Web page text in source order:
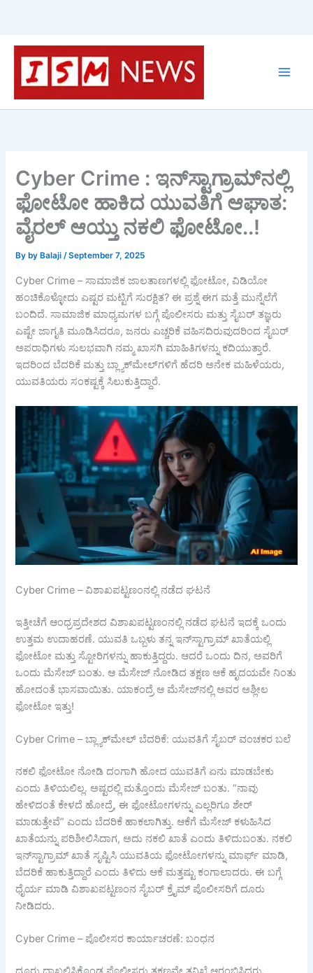
Skip
content
Cyber Crime : ಇನ್‌ಸ್ಟಾಗ್ರಾಮ್‌ನಲ್ಲಿ
ಫೋಟೋ ಹಾಕಿದ ಯುವತಿಗೆ ಆಘಾತ:
ವೈರಲ್ ಆಯ್ತು ನಕಲಿ ಫೋಟೋ..!
By by Balaji/September 7, 2025
Cyber Crime – ಸಾಮಾಜಿಕ ಜಾಲತಾಣಗಳಲ್ಲಿ ಫೋಟೋ, ವಿಡಿಯೋ
ಹಂಚಿಕೊಳ್ಳೋದು ಎಷ್ಟರ ಮಟ್ಟಿಗೆ ಸುರಕ್ಷಿತ? ಈ ಪ್ರಶ್ನೆ ಈಗ ಮತ್ತೆ ಮುನ್ನೆಲೆಗೆ
ಬಂದಿದೆ. ಸಾಮಾಜಿಕ ಮಾಧ್ಯಮಗಳ ಬಗ್ಗೆ ಪೊಲೀಸರು ಮತ್ತು ಸೈಬರ್ ತಜ್ಞರು
ಎಷ್ಟೇ ಜಾಗೃತಿ ಮೂಡಿಸಿದರೂ, ಜನರು ಎಚ್ಚರಿಕೆ ವಹಿಸದಿರುವುದರಿಂದ ಸೈಬರ್
ಅಪರಾಧಿಗಳು ಸುಲಭವಾಗಿ ನಮ್ಮ ಖಾಸಗಿ ಮಾಹಿತಿಗಳನ್ನು ಕದಿಯುತ್ತಾರೆ.
ಇದರಿಂದ ಬೆದರಿಕೆ ಮತ್ತು ಬ್ಲ್ಯಾಕ್‌ಮೇಲ್‌ಗಳಿಗೆ ಹೆದರಿ ಅನೇಕ ಮಹಿಳೆಯರು,
ಯುವತಿಯರು ಸಂಕಷ್ಟಕ್ಕೆ ಸಿಲುಕುತ್ತಿದ್ದಾರೆ.
Cyber Crime – ವಿಶಾಖಪಟ್ಟಣಂನಲ್ಲಿ ನಡೆದ ಘಟನೆ
ಇತ್ತೀಚೆಗೆ ಆಂಧ್ರಪ್ರದೇಶದ ವಿಶಾಖಪಟ್ಟಣಂನಲ್ಲಿ ನಡೆದ ಘಟನೆ ಇದಕ್ಕೆ ಒಂದು
ಉತ್ತಮ ಉದಾಹರಣೆ. ಯುವತಿ ಒಬ್ಬಳು ತನ್ನ ಇನ್‌ಸ್ಟಾಗ್ರಾಮ್ ಖಾತೆಯಲ್ಲಿ
ಫೋಟೋ ಮತ್ತು ಸ್ಟೋರಿಗಳನ್ನು ಹಾಕುತ್ತಿದ್ದರು. ಆದರೆ ಒಂದು ದಿನ, ಅವರಿಗೆ
ಒಂದು ಮೆಸೇಜ್ ಬಂತು. ಆ ಮೆಸೇಜ್ ನೋಡಿದ ತಕ್ಷಣ ಆಕೆ ಹೃದಯವೇ ನಿಂತು
ಹೋದಂತೆ ಭಾಸವಾಯಿತು. ಯಾಕಂದ್ರೆ ಆ ಮೆಸೇಜ್‌ನಲ್ಲಿ ಅವರ ಅಶ್ಲೀಲ
ಫೋಟೋ ಇತ್ತು!
Cyber Crime – ಬ್ಲ್ಯಾಕ್‌ಮೇಲ್ ಬೆದರಿಕೆ: ಯುವತಿಗೆ ಸೈಬರ್ ವಂಚಕರ ಬಲೆ
ನಕಲಿ ಫೋಟೋ ನೋಡಿ ದಂಗಾಗಿ ಹೋದ ಯುವತಿಗೆ ಏನು ಮಾಡಬೇಕು
ಎಂದು ತಿಳಿಯಲಿಲ್ಲ. ಅಷ್ಟರಲ್ಲಿ ಮತ್ತೊಂದು ಮೆಸೇಜ್ ಬಂತು. “ನಾವು
ಹೇಳಿದಂತೆ ಕೇಳದೆ ಹೋದ್ರೆ, ಈ ಫೋಟೋಗಳನ್ನು ಎಲ್ಲರಿಗೂ ಶೇರ್
ಮಾಡುತ್ತೇವೆ” ಎಂದು ಬೆದರಿಕೆ ಹಾಕಲಾಗಿತ್ತು. ಆಕೆಗೆ ಮೆಸೇಜ್ ಕಳುಹಿಸಿದ
ಖಾತೆಯನ್ನು ಪರಿಶೀಲಿಸಿದಾಗ, ಅದು ನಕಲಿ ಖಾತೆ ಎಂದು ತಿಳಿದುಬಂತು. ನಕಲಿ
ಇನ್‌ಸ್ಟಾಗ್ರಾಮ್ ಖಾತೆ ಸೃಷ್ಟಿಸಿ ಯುವತಿಯ ಫೋಟೋಗಳನ್ನು ಮಾರ್ಫ್ ಮಾಡಿ,
ಬೆದರಿಕೆ ಹಾಕುತ್ತಿದ್ದಾರೆ ಎಂದು ತಿಳಿದು ಆಕೆ ಮತ್ತಷ್ಟು ಕಂಗಾಲಾದರು. ಈ ಬಗ್ಗೆ
ಧೈರ್ಯ ಮಾಡಿ ವಿಶಾಖಪಟ್ಟಣಂನ ಸೈಬರ್ ಕ್ರೈಮ್ ಪೊಲೀಸರಿಗೆ ದೂರು
ನೀಡಿದರು.
Cyber Crime – ಪೊಲೀಸರ ಕಾರ್ಯಾಚರಣೆ: ಬಂಧನ